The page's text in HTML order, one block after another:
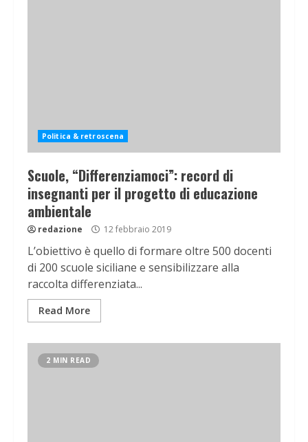
Politica & retroscena
Scuole, “Differenziamoci”: record di
insegnanti per il progetto di educazione
ambientale
redazione 12 febbraio 2019
L’obiettivo è quello di formare oltre 500 docenti
di 200 scuole siciliane e sensibilizzare alla
raccolta differenziata...
Read More
2 MIN READ